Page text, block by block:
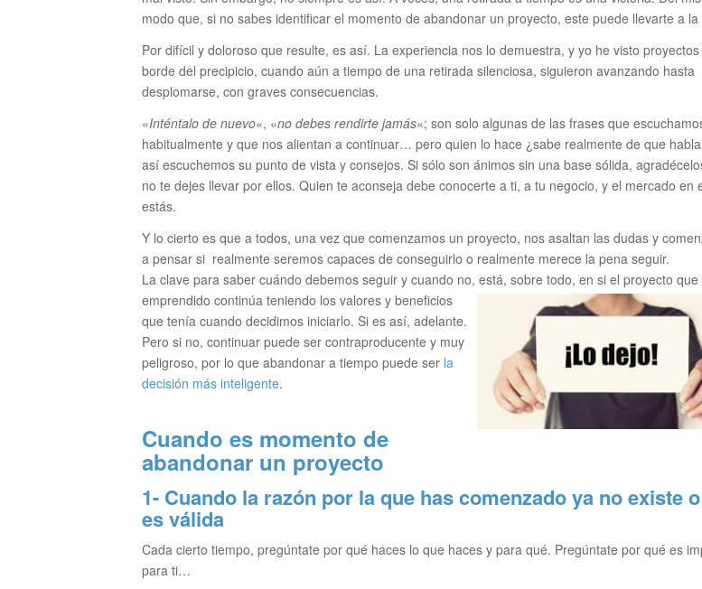
modo que, si no sabes identificar el momento de abandonar un proyecto, este puede llevarte a la
Por difícil y doloroso que resulte, es así. La experiencia nos lo demuestra, y yo he visto proyectos
borde del precipicio, cuando aún a tiempo de una retirada silenciosa, siguieron avanzando hasta
desplomarse, con graves consecuencias.
«Inténtalo de nuevo«, «no debes rendirte jamás«; son solo algunas de las frases que
habitualmente y que nos alientan a continuar… pero quien lo hace ¿sabe realmente de que
así escuchemos su punto de vista y consejos. Si sólo son ánimos sin una base sólida,
no te dejes llevar por ellos. Quien te aconseja debe conocerte a ti, a tu negocio, y el mercado en
estás.
Y lo cierto es que a todos, una vez que comenzamos un proyecto, nos asaltan las dudas y
a pensar si realmente seremos capaces de conseguirlo o realmente merece la pena seguir.
La clave para saber cuándo debemos seguir y cuando no, está, sobre todo, en si el proyecto
emprendido continúa teniendo los valores y beneficios
que tenía cuando decidimos iniciarlo. Si es así, adelante.
Pero si no, continuar puede ser contraproducente y muy
peligroso, por lo que abandonar a tiempo puede ser la
decisión más inteligente.
Cuando es momento de
abandonar un proyecto
1- Cuando la razón por la que has comenzado ya no existe
es válida
Cada cierto tiempo, pregúntate por qué haces lo que haces y para qué. Pregúntate por qué es
para ti…